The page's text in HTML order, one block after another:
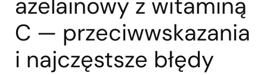
C — przeciwwskazania
i najczęstsze błędy